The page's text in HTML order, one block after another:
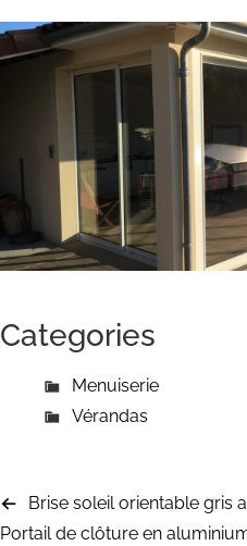
Categories
Menuiserie
Vérandas
Brise soleil orientable gris
Portail de clôture en